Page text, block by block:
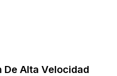
De Alta Velocidad